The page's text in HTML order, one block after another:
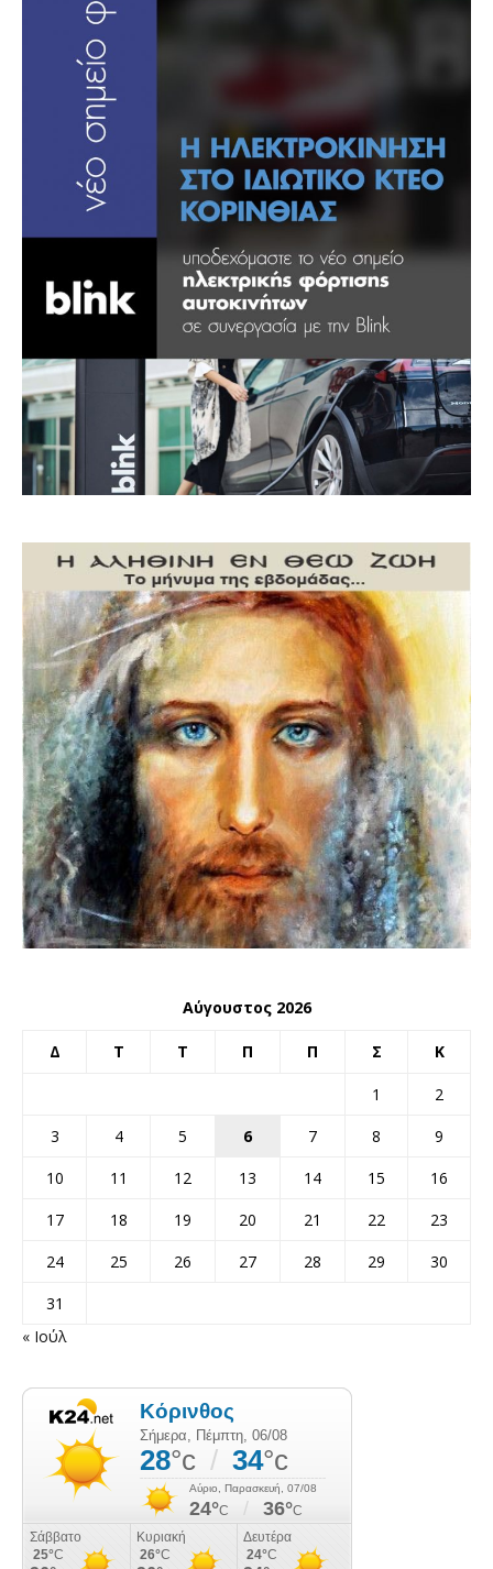
Αύγουστος 2026
Δ Τ Τ Π Π Σ Κ
1
2
3
4 5 6 7 8
9
10
11 12 13 14 15
16
17
18 19 20 21 22
23
24
25 26 27 28 29
30
31
« Ιούλ